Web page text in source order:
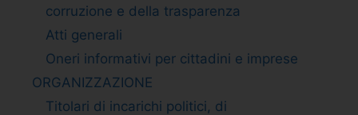
corruzione e della trasparenza
Atti generali
Oneri informativi per cittadini e imprese
ORGANIZZAZIONE
Titolari di incarichi politici, di